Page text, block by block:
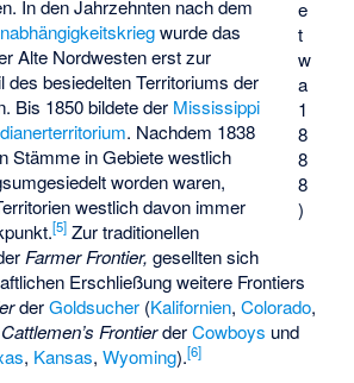
e
t
w
a
1
8
8
8
)
In den Jahrzehnten nach dem
wurde das
Alte Nordwesten erst zur
des besiedelten Territoriums der
Bis 1850 bildete der Mississippi
. Nachdem 1838
Stämme in Gebiete westlich
worden waren,
westlich davon immer
[5] Zur traditionellen
Farmer Frontier, gesellten sich
Erschließung weitere Frontiers
derGoldsucher (Kalifornien,Colorado,
Cattlemen’s FrontierderCowboys und
, Kansas,Wyoming).[6]